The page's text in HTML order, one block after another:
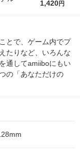
ウォータ
レス 500ml 1
1,420円
とで、ゲーム内でプ
たりなど、いろんな
通してamiiboにもい
の「あなただけの